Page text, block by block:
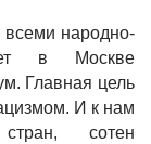
народно-
в Москве
Главная цель
И к нам
сотен